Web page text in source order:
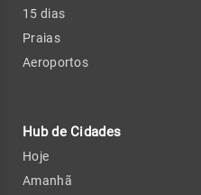
15 dias
Praias
Aeroportos
Hub de Cidades
Hoje
Amanhã